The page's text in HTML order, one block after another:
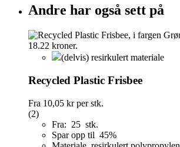
Andre har også sett på
(delvis) resirkulert materiale
Recycled Plastic Frisbee
Fra 10,05 krper stk.
(2)
Fra: 25 stk.
Spar opp til 45%